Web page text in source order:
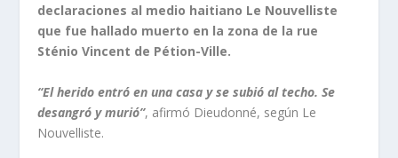
declaraciones al medio haitiano Le Nouvelliste
que fue hallado muerto en la zona de la rue
Sténio Vincent de Pétion-Ville.
“El herido entró en una casa y se subió al techo. Se
desangró y murió”, afirmó Dieudonné, según Le
Nouvelliste.